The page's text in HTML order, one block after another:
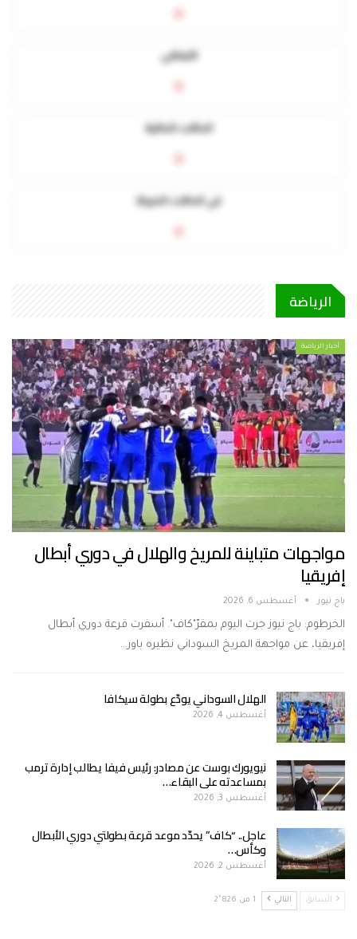
التعافي
في الحالات الحرجة
الرياضة
أخبار الرياضة
مواجهات متباينة للمريخ والهلال في دوري أبطال
إفريقيا
باج نيوز أغسطس 6, 2026
الخرطوم: باج نيوز جرت اليوم بمقرّ"كاف". أسفرت قرعة دوري أبطال
إفريقيا، عن مواجهة المريخ السوداني نظيره باور…
الهلال السوداني يودّع بطولة سيكافا
أغسطس 4, 2026
نيويورك بوست عن مصادر: رئيس فيفا يطالب إدارة ترمب
بمساعدته على البقاء…
أغسطس 3, 2026
عاجل.. “كاف” يحدّد موعد قرعة بطولتي دوري الأبطال
وكأس…
أغسطس 2, 2026
السابق التالي 1 من 2٬826